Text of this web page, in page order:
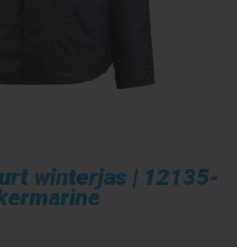
winterjas | 12135-